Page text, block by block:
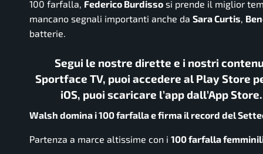
100 farfalla, Federico Burdisso si prende il miglior
mancano segnali importanti anche da Sara Curtis
batterie.
Segui le nostre dirette e i nostri
Sportface TV, puoi accedere al Play Store
iOS, puoi scaricare l’app dall’App
Walsh domina i 100 farfalla e firma il record del
Partenza a marce altissime con i 100 farfalla